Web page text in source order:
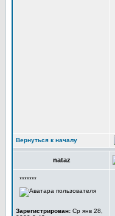
Вернуться к началу
nataz
*******
Зарегистрирован: Ср янв 28,